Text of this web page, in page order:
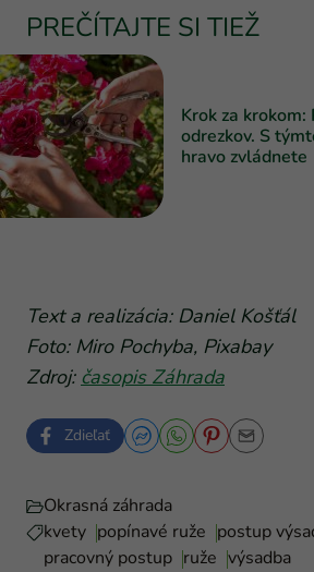
PREČÍTAJTE SI TIEŽ
Krok za
odrezkov. S
hravo zvládnete
Text a realizácia: Daniel Košťál
Foto: Miro Pochyba, Pixabay
Zdroj: časopis Záhrada
Zdieľať
Okrasná záhrada
kvety popínavé ruže postup
pracovný postup ruže výsadba